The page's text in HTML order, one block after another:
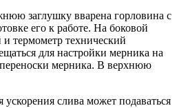
заглушку вварена горловина с
его к работе. На боковой
термометр технический
для настройки мерника на
переноски мерника. В верхнюю
слива может подаваться